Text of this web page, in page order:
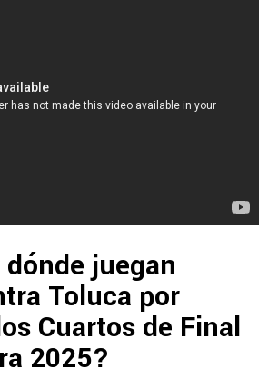
juegan
Toluca por
Cuartos de Final
2025?